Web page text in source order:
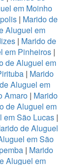
em Moinho
| Marido de
Aluguel em
| Marido de
em Pinheiros|
de Aluguel em
| Marido
Aluguel em
Amaro | Marido
de Aluguel em
em São Lucas|
de Aluguel
em São
| Marido
Aluguel em